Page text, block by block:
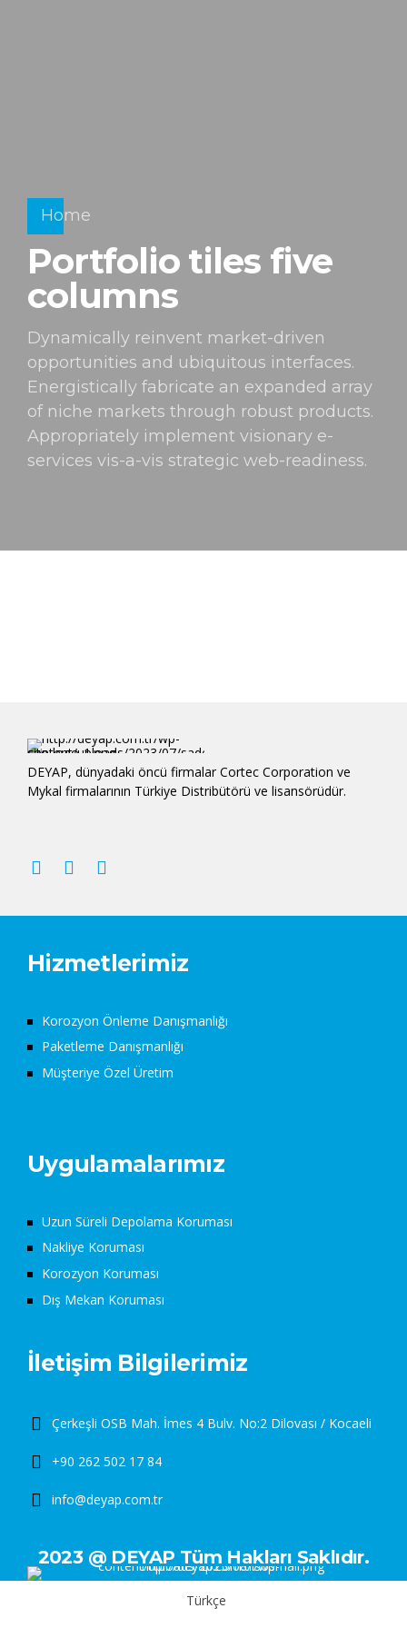
Home
Portfolio tiles five
columns
Dynamically reinvent market-driven
opportunities and ubiquitous interfaces.
Energistically fabricate an expanded array
of niche markets through robust products.
Appropriately implement visionary e-
services vis-a-vis strategic web-readiness.
DEYAP, dünyadaki öncü firmalar Cortec Corporation ve
Mykal firmalarının Türkiye Distribütörü ve lisansörüdür.
Hizmetlerimiz
Korozyon Önleme Danışmanlığı
Paketleme Danışmanlığı
Müşteriye Özel Üretim
Uygulamalarımız
Uzun Süreli Depolama Koruması
Nakliye Koruması
Korozyon Koruması
Dış Mekan Koruması
İletişim Bilgilerimiz
Çerkeşli OSB Mah. İmes 4 Bulv. No:2 Dilovası / Kocaeli
+90 262 502 17 84
info@deyap.com.tr
2023 @ DEYAP Tüm Hakları Saklıdır.
Türkçe